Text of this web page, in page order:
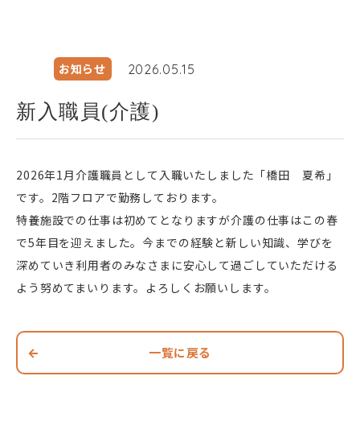
お知らせ 2026.05.15
新入職員(介護)
2026年1月介護職員として入職いたしました「橋田 夏希」
です。2階フロアで勤務しております。
特養施設での仕事は初めてとなりますが介護の仕事はこの春
で5年目を迎えました。今までの経験と新しい知識、学びを
深めていき利用者のみなさまに安心して過ごしていただける
よう努めてまいります。よろしくお願いします。
一覧に戻る